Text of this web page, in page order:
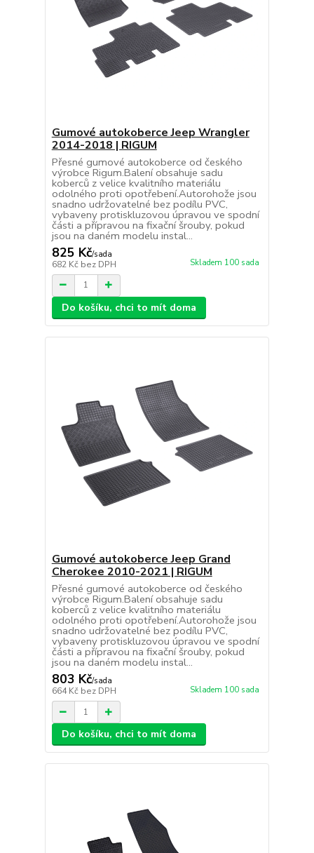
Gumové autokoberce Jeep Wrangler
2014-2018 | RIGUM
Přesné gumové autokoberce od českého
výrobce Rigum.Balení obsahuje sadu
koberců z velice kvalitního materiálu
odolného proti opotřebení.Autorohože jsou
snadno udržovatelné bez podílu PVC,
vybaveny protiskluzovou úpravou ve spodní
části a přípravou na fixační šrouby, pokud
jsou na daném modelu instal...
825 Kč/sada
682 Kč bez DPH Skladem 100 sada
Do košíku, chci to mít doma
Gumové autokoberce Jeep Grand
Cherokee 2010-2021 | RIGUM
Přesné gumové autokoberce od českého
výrobce Rigum.Balení obsahuje sadu
koberců z velice kvalitního materiálu
odolného proti opotřebení.Autorohože jsou
snadno udržovatelné bez podílu PVC,
vybaveny protiskluzovou úpravou ve spodní
části a přípravou na fixační šrouby, pokud
jsou na daném modelu instal...
803 Kč/sada
664 Kč bez DPH Skladem 100 sada
Do košíku, chci to mít doma